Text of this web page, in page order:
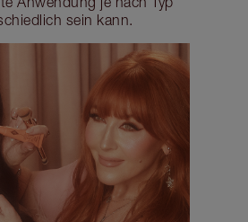
sein kann.